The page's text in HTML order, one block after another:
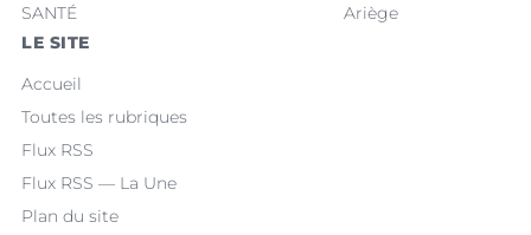
SANTÉ
Ariège
LE SITE
Accueil
Toutes les rubriques
Flux RSS
Flux RSS — La Une
Plan du site